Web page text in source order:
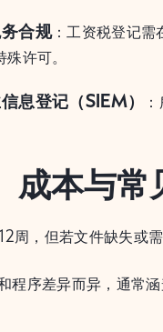
合规：工资税登记需
许可。
息登记（SIEM）
成本与常
周，但若文件缺失或
程序差异而异，通常